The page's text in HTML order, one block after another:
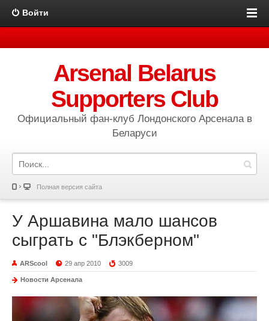
Войти
Arsenal Belarus
Supporters Club
Официальный фан-клуб Лондонского Арсенала в
Беларуси
Полная версия сайта
У Аршавина мало шансов
сыграть с "Блэкберном"
ARScool 29 апр 2010 3009
Новости Арсенала